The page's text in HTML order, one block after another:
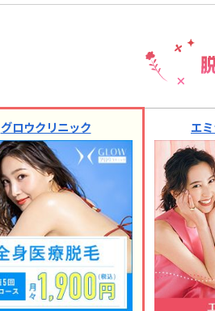
グロウクリニック エ